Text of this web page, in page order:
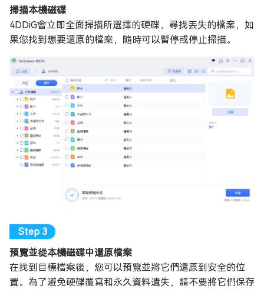
掃描本機磁碟
4DDiG會立即全面掃描所選擇的硬碟，尋找丟失的檔案，如
果您找到想要還原的檔案，隨時可以暫停或停止掃描。
預覽並從本機磁碟中還原檔案
在找到目標檔案後，您可以預覽並將它們還原到安全的位
置。為了避免硬碟覆寫和永久資料遺失，請不要將它們保存